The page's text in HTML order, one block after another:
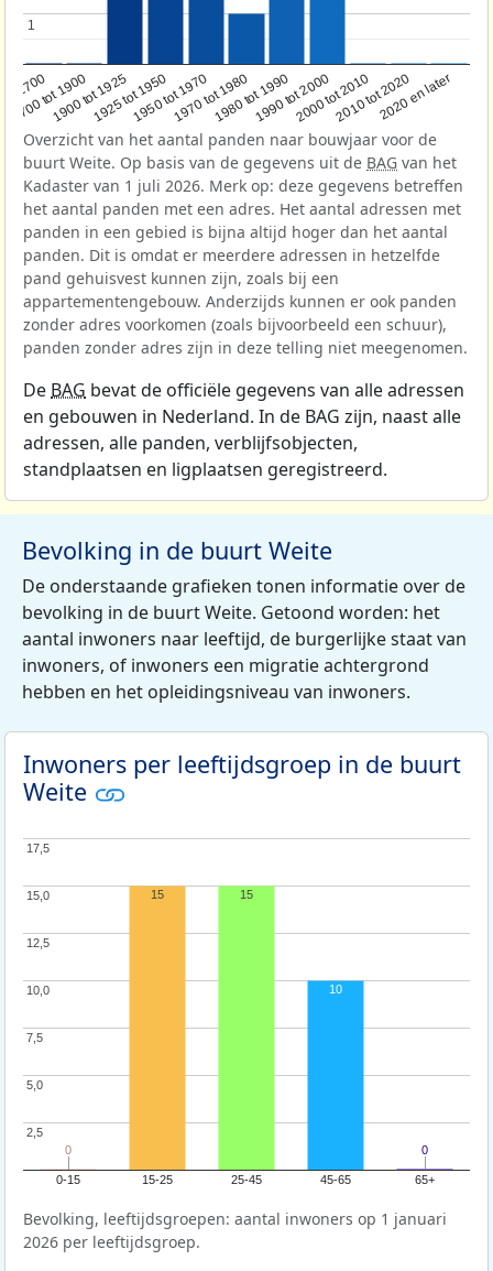
1700
1700 tot 1900
1900 tot 19251925 tot 19501950 tot 19701970 tot 19801980 tot 19901990 tot 20002000 tot 20102010 tot 20202020 en later
11
Overzicht van het aantal panden naar bouwjaar voor de
buurt Weite. Op basis van de gegevens uit de BAG van het
Kadaster van 1 juli 2026. Merk op: deze gegevens betreffen
het aantal panden met een adres. Het aantal adressen met
panden in een gebied is bijna altijd hoger dan het aantal
panden. Dit is omdat er meerdere adressen in hetzelfde
pand gehuisvest kunnen zijn, zoals bij een
appartementengebouw. Anderzijds kunnen er ook panden
zonder adres voorkomen (zoals bijvoorbeeld een schuur),
panden zonder adres zijn in deze telling niet meegenomen.
De BAG bevat de officiële gegevens van alle adressen
en gebouwen in Nederland. In de BAG zijn, naast alle
adressen, alle panden, verblijfsobjecten,
standplaatsen en ligplaatsen geregistreerd.
Bevolking in de buurt Weite
De onderstaande grafieken tonen informatie over de
bevolking in de buurt Weite. Getoond worden: het
aantal inwoners naar leeftijd, de burgerlijke staat van
inwoners, of inwoners een migratie achtergrond
hebben en het opleidingsniveau van inwoners.
Inwoners per leeftijdsgroep in de buurt
Weite
0-15 15-25 25-45 45-65 65+
2,5
2,5
5,0
5,0
7,5
7,5
10,0
10,0
12,5
12,5
15,0
15,0
17,5
17,5
0
0
15 15
10
0
0
Bevolking, leeftijdsgroepen: aantal inwoners op 1 januari
2026 per leeftijdsgroep.